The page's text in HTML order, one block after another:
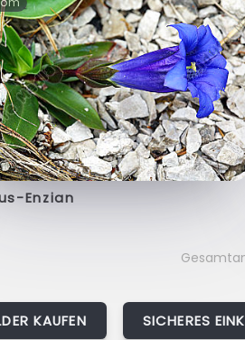
Enzian
KAUFEN SICHERES